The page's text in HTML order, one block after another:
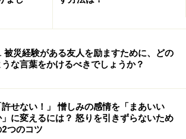
活の「安心」を求めて結婚を考えます
男性も同じです。先行き不安な世の中で
パートナーと支え合って生活すること
被災経験がある友人を励ますために、どの
うな言葉をかけるべきでしょうか？
許せない！」 憎しみの感情を「まあいい
」に変えるには？ 怒りを引きずらないため
つのコツ